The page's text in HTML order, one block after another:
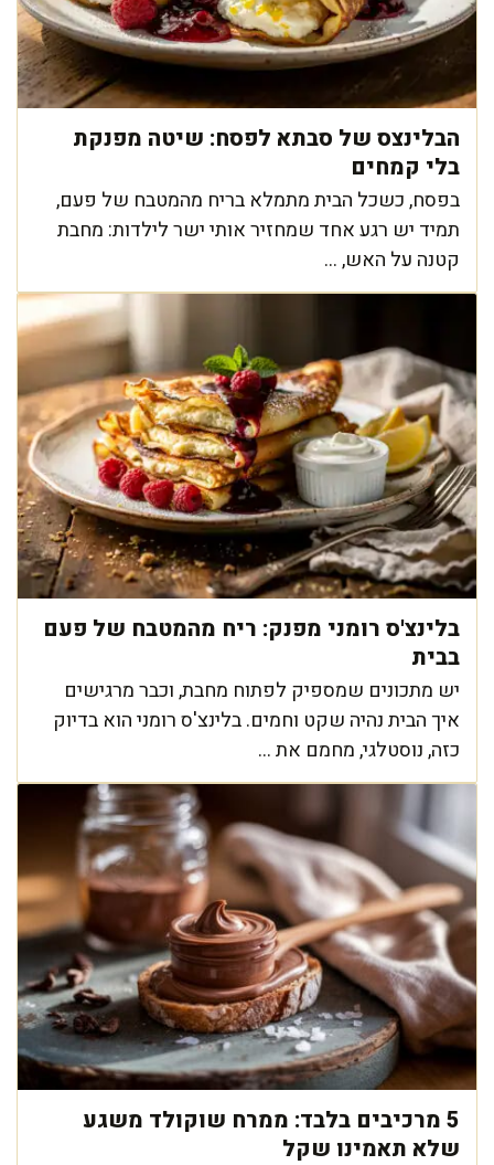
הבלינצס של סבתא לפסח: שיטה מפנקת
בלי קמחים
בפסח, כשכל הבית מתמלא בריח מהמטבח של פעם,
תמיד יש רגע אחד שמחזיר אותי ישר לילדות: מחבת
קטנה על האש, ...
בלינצ'ס רומני מפנק: ריח מהמטבח של פעם
בבית
יש מתכונים שמספיק לפתוח מחבת, וכבר מרגישים
איך הבית נהיה שקט וחמים. בלינצ'ס רומני הוא בדיוק
כזה, נוסטלגי, מחמם את ...
5 מרכיבים בלבד: ממרח שוקולד משגע
שלא תאמינו שקל